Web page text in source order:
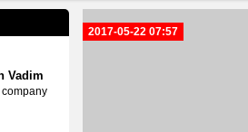
Vadim
2017-05-22 07:57